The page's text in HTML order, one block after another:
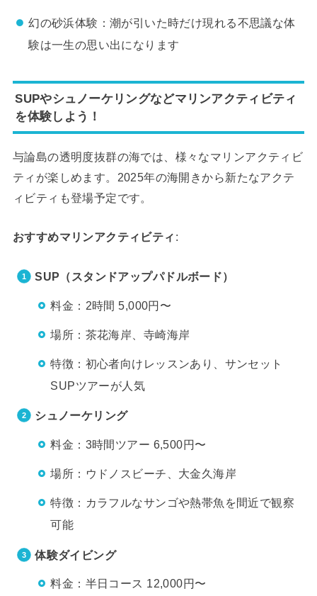
幻の砂浜体験：潮が引いた時だけ現れる不思議な体
験は一生の思い出になります
SUPやシュノーケリングなどマリンアクティビティ
を体験しよう！
与論島の透明度抜群の海では、様々なマリンアクティビ
ティが楽しめます。2025年の海開きから新たなアクテ
ィビティも登場予定です。
おすすめマリンアクティビティ :
SUP（スタンドアップパドルボード）
料金：2時間 5,000円〜
場所：茶花海岸、寺崎海岸
特徴：初心者向けレッスンあり、サンセット
SUPツアーが人気
シュノーケリング
料金：3時間ツアー 6,500円〜
場所：ウドノスビーチ、大金久海岸
特徴：カラフルなサンゴや熱帯魚を間近で観察
可能
体験ダイビング
料金：半日コース 12,000円〜